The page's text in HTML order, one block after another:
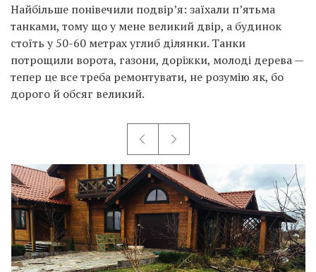
Найбільше понівечили подвір’я: заїхали п’ятьма
танками, тому що у мене великий двір, а будинок
стоїть у 50-60 метрах углиб ділянки. Танки
потрощили ворота, газони, доріжки, молоді дерева —
тепер це все треба ремонтувати, не розумію як, бо
дорого й обсяг великий.